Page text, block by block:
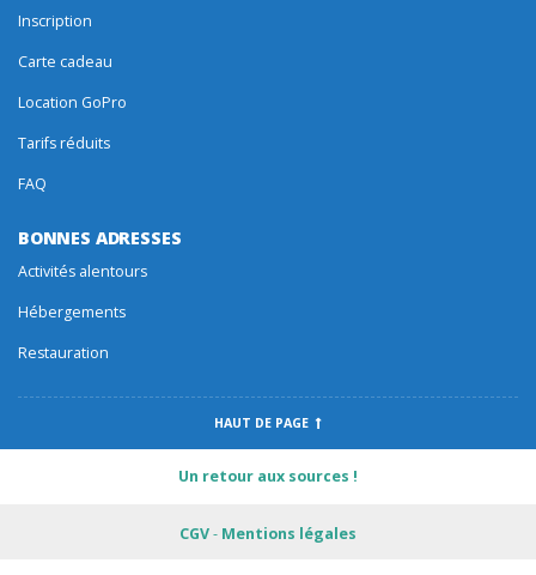
Inscription
Carte cadeau
Location GoPro
Tarifs réduits
FAQ
BONNES ADRESSES
Activités alentours
Hébergements
Restauration
HAUT DE PAGE
Un retour aux sources !
CGV- Mentions légales